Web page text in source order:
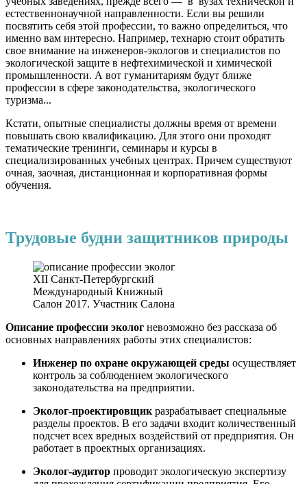
естественнонаучной направленности. Если вы решили
посвятить себя этой профессии, то важно определиться, что
именно вам интересно. Например, технарю стоит обратить
свое внимание на инженеров-экологов и специалистов по
экологической защите в нефтехимической и химической
промышленности. А вот гуманитариям будут ближе
профессии в сфере законодательства, экологического
туризма...
Кстати, опытные специалисты должны время от времени
повышать свою квалификацию. Для этого они проходят
тематические тренинги, семинары и курсы в
специализированных учебных центрах. Причем существуют
очная, заочная, дистанционная и корпоративная формы
обучения.
Трудовые будни защитников природы
XII Санкт-Петербургский
Международный Книжный
Салон 2017. Участник Салона
Описание профессии эколог невозможно без рассказа об
основных направлениях работы этих специалистов:
Инженер по охране окружающей среды осуществляет
контроль за соблюдением экологического
законодательства на предприятии.
Эколог-проектировщик разрабатывает специальные
разделы проектов. В его задачи входит количественный
подсчет всех вредных воздействий от предприятия. Он
работает в проектных организациях.
Эколог-аудитор проводит экологическую экспертизу